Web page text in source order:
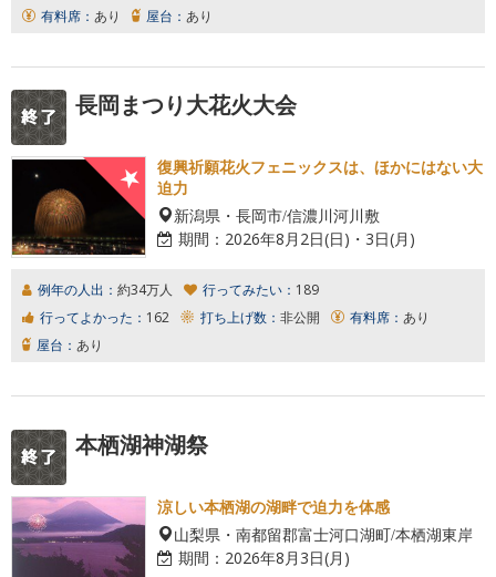
有料席： あり 屋台： あり
長岡まつり大花火大会
復興祈願花火フェニックスは、ほかにはない大
迫力
新潟県・長岡市/信濃川河川敷
期間： 2026年8月2日(日)・3日(月)
例年の人出： 約34万人 行ってみたい： 189
行ってよかった： 162 打ち上げ数： 非公開 有料席： あり
屋台： あり
本栖湖神湖祭
涼しい本栖湖の湖畔で迫力を体感
山梨県・南都留郡富士河口湖町/本栖湖東岸
期間： 2026年8月3日(月)